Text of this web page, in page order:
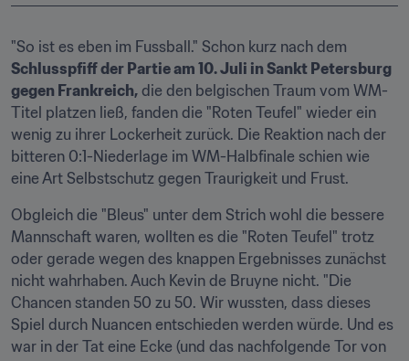
Schlusspfiff der Partie am 10. Juli in Sankt Petersburg
gegen Frankreich, die den belgischen Traum vom WM-
Titel platzen ließ, fanden die "Roten Teufel" wieder ein
wenig zu ihrer Lockerheit zurück. Die Reaktion nach der
bitteren 0:1-Niederlage im WM-Halbfinale schien wie
eine Art Selbstschutz gegen Traurigkeit und Frust.
Obgleich die "Bleus" unter dem Strich wohl die bessere
Mannschaft waren, wollten es die "Roten Teufel" trotz
oder gerade wegen des knappen Ergebnisses zunächst
nicht wahrhaben. Auch Kevin de Bruyne nicht. "Die
Chancen standen 50 zu 50. Wir wussten, dass dieses
Spiel durch Nuancen entschieden werden würde. Und es
war in der Tat eine Ecke (und das nachfolgende Tor von